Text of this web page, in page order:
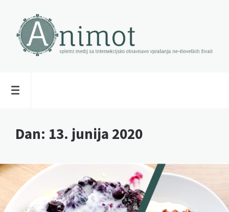
Dan: 13. junija 2020